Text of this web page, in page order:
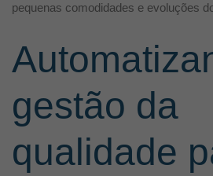
pequenas comodidades e evoluções
gestão da
qualidade